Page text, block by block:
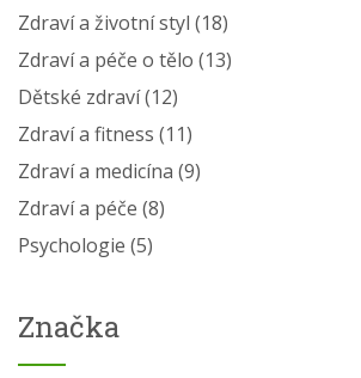
Zdraví a životní styl (18)
Zdraví a péče o tělo (13)
Dětské zdraví(12)
Zdraví a fitness (11)
Zdraví a medicína (9)
Zdraví a péče (8)
Psychologie (5)
Značka